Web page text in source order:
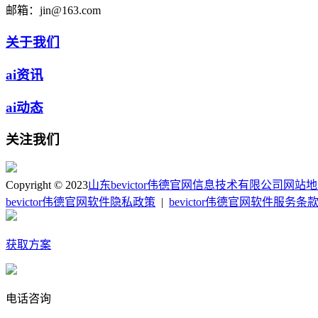
邮箱： jin@163.com
关于我们
ai资讯
ai动态
关注我们
Copyright © 2023山东bevictor伟德官网信息技术有限公司 网站
bevictor伟德官网软件隐私政策 | bevictor伟德官网软件服务条款
获取方案
电话咨询